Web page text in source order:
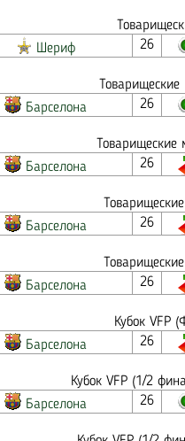
Шериф 26
Барселона 26
Барселона 26
Барселона 26
Барселона 26
Кубок VFP
Барселона 26
Кубок VFP (1/2
Барселона 26